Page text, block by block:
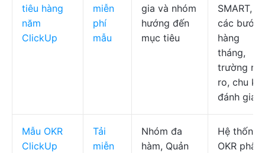
tiêu hàng
năm
ClickUp
miễn
phí
mẫu
gia và nhóm
hướng đến
mục tiêu
SMART,
các bước
hàng
tháng,
trường rủi
ro, chu kỳ
đánh giá
Mẫu OKR
ClickUp
Tải
miễn
Nhóm đa
hàm, Quản
Hệ thống
OKR phân